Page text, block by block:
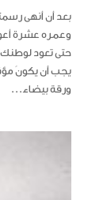
بعد أن أنهى
وعمره عشرة
حتى تعود
يجب أن يكونَ
ورقة بيضاء...